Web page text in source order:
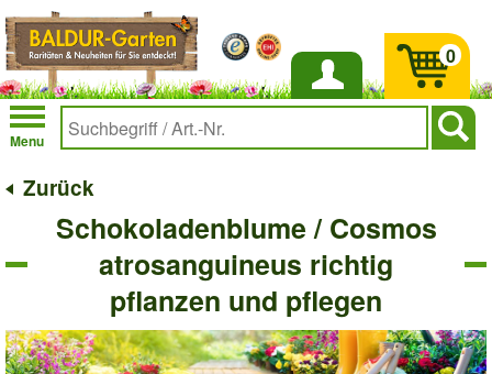
Anmelden
Menu
0
Zurück
Schokoladenblume / Cosmos
atrosanguineus richtig
pflanzen und pflegen